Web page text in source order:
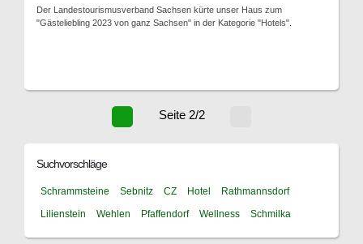
Der Landestourismusverband Sachsen kürte unser Haus zum
"Gästeliebling 2023 von ganz Sachsen" in der Kategorie "Hotels".
Seite 2/2
Suchvorschläge
Schrammsteine Sebnitz CZ Hotel
Rathmannsdorf
Lilienstein
Wehlen Pfaffendorf Wellness Schmilka